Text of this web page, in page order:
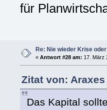
für
Re: Nie wieder Krise
« Antwort #28 am: 17. März
Zitat von: Araxes
Das Kapital